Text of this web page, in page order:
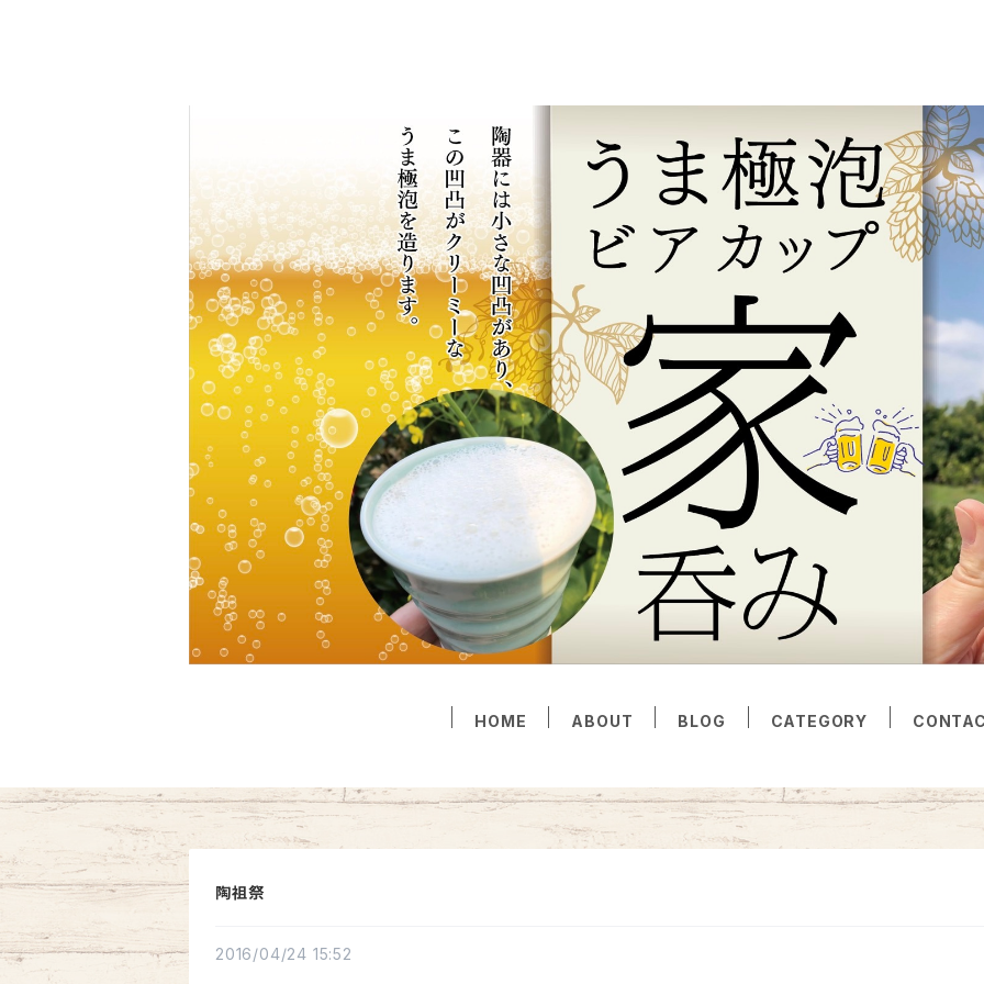
HOME ABOUT BLOG CATEGORY
陶祖祭
2016/04/24 15:52